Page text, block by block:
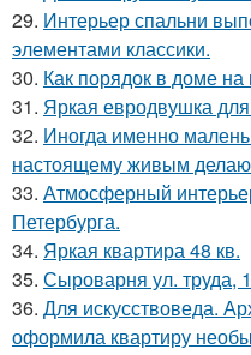
29. Интерьер спальни
элементами классики.
30. Как порядок в доме
31. Яркая евродвушка
32. Иногда именно
настоящему живым
33. Атмосферный
Петербурга.
34. Яркая квартира 48 кв.
35. Сыроварня ул. труда,
36. Для искусствоведа.
оформила квартиру